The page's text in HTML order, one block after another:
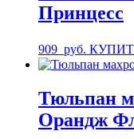
Принцесс
909 руб.
Тюльпан
Орандж